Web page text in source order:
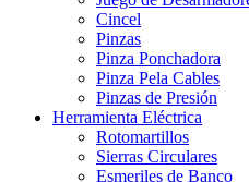
Cincel
Pinzas
Pinza Ponchadora
Pinza Pela Cables
Pinzas de Presión
Herramienta Eléctrica
Rotomartillos
Sierras Circulares
Esmeriles de Banco